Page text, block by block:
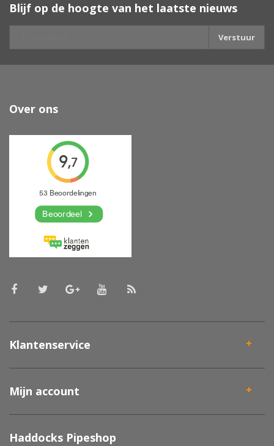
Blijf op de hoogte van het laatste nieuws
Verstuur
Over ons
Klantenservice
Mijn account
Haddocks Pipeshop